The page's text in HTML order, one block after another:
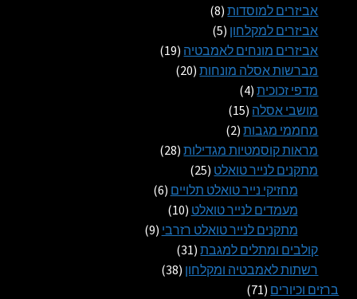
אביזרים למוסדות 8
8
מוצרים
אביזרים למקלחון 5
5
מוצרים
אביזרים מונחים לאמבטיה 19
19
מברשות אסלה מונחות 20
20
מדפי זכוכית 4
4
מוצרים מושבי אסלה 15
15
מוצרים מחממי מגבות 2
2
מוצרים
מראות קוסמטיות מגדילות 28
28
מתקנים לנייר טואלט 25
25
מוצרים
מחזיקי נייר טואלט תלויים 6
6
מעמדים לנייר טואלט 10
10
מוצריםמתקנים לנייר טואלט רזרבי 9
9
קולבים ומתלים למגבת 31
31
מוצרים רשתות לאמבטיה ומקלחון 38
38
ברזים וכיורים 71
71